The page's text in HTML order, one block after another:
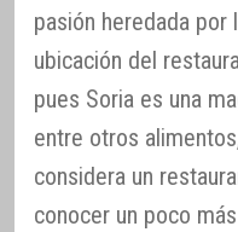
pasión heredada por
ubicación del
pues Soria es una
entre otros
considera un
conocer un poco